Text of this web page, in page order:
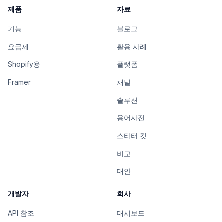
제품
기능
요금제
Shopify용
Framer
자료
블로그
활용 사례
플랫폼
채널
솔루션
용어사전
스타터 킷
비교
대안
개발자
API 참조
회사
대시보드